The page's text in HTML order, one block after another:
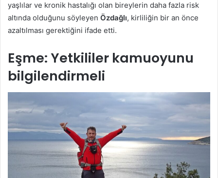
yaşlılar ve kronik hastalığı olan bireylerin daha fazla risk
altında olduğunu söyleyen Özdağlı, kirliliğin bir an önce
azaltılması gerektiğini ifade etti.
Eşme: Yetkililer kamuoyunu
bilgilendirmeli